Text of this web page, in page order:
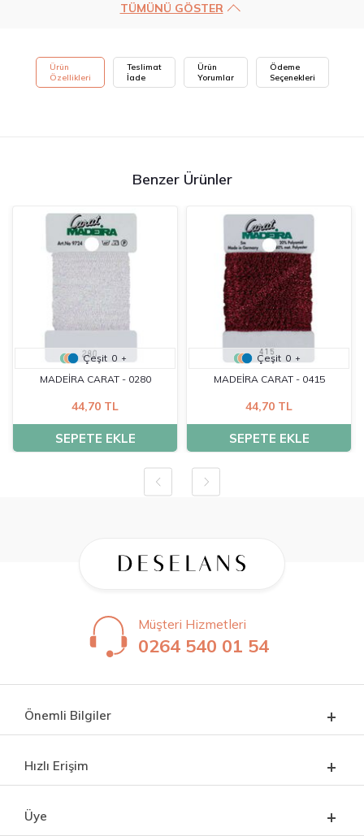
TÜMÜNÜ GÖSTER
Ürün
Özellikleri
Teslimat
İade
Ürün
Yorumlar
Ödeme
Seçenekleri
Benzer Ürünler
Çeşit 0 +
MADEİRA CARAT - 0280
44,70 TL
SEPETE EKLE
Çeşit 0 +
MADEİRA CARAT - 0415
44,70 TL
SEPETE EKLE
Müşteri Hizmetleri
0264 540 01 54
Önemli Bilgiler
Hızlı Erişim
Üye